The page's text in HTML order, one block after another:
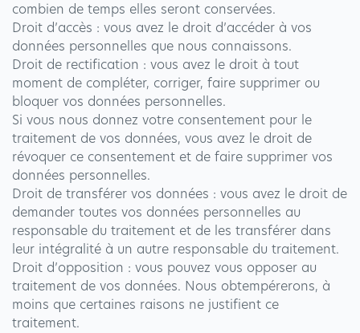
combien de temps elles seront conservées.
Droit d’accès : vous avez le droit d’accéder à vos
données personnelles que nous connaissons.
Droit de rectification : vous avez le droit à tout
moment de compléter, corriger, faire supprimer ou
bloquer vos données personnelles.
Si vous nous donnez votre consentement pour le
traitement de vos données, vous avez le droit de
révoquer ce consentement et de faire supprimer vos
données personnelles.
Droit de transférer vos données : vous avez le droit de
demander toutes vos données personnelles au
responsable du traitement et de les transférer dans
leur intégralité à un autre responsable du traitement.
Droit d’opposition : vous pouvez vous opposer au
traitement de vos données. Nous obtempérerons, à
moins que certaines raisons ne justifient ce
traitement.